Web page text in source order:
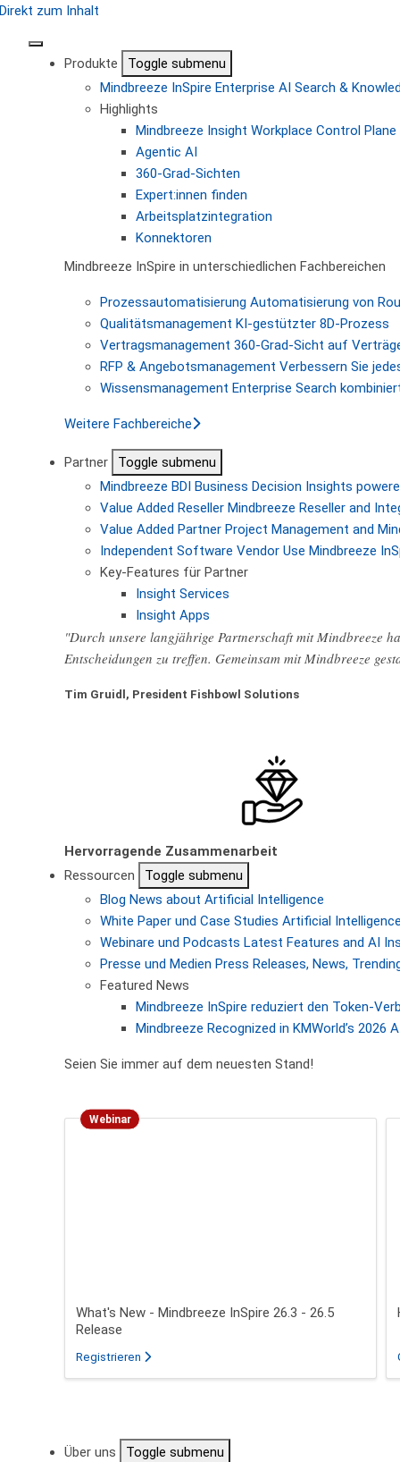
Direkt zum Inhalt
Produkte
Toggle submenu
Mindbreeze InSpire Enterprise AI Search &
Highlights
Mindbreeze Insight Workplace Control
Agentic AI
360-Grad-Sichten
Expert:innen finden
Arbeitsplatzintegration
Konnektoren
Mindbreeze InSpire in unterschiedlichen Fachbereichen
Prozessautomatisierung Automatisierung von
Qualitätsmanagement KI-gestützter 8D-Prozess
Vertragsmanagement 360-Grad-Sicht auf
RFP & Angebotsmanagement Verbessern Sie
Wissensmanagement Enterprise Search
Weitere Fachbereiche
Partner
Toggle submenu
Mindbreeze BDI Business Decision Insights
Value Added Reseller Mindbreeze Reseller and
Value Added Partner Project Management and
Independent Software Vendor Use Mindbreeze
Key-Features für Partner
Insight Services
Insight Apps
"Durch unsere langjährige Partnerschaft mit Mindbreeze
Entscheidungen zu treffen. Gemeinsam mit Mindbreeze
Tim Gruidl, President Fishbowl Solutions
Hervorragende Zusammenarbeit
Ressourcen
Toggle submenu
Blog News about Artificial Intelligence
White Paper und Case Studies Artificial
Webinare und Podcasts Latest Features and AI
Presse und Medien Press Releases, News,
Featured News
Mindbreeze InSpire reduziert den Token-
Mindbreeze Recognized in KMWorld’s
Seien Sie immer auf dem neuesten Stand!
Webinar
What's New - Mindbreeze InSpire 26.3 - 26.5
Release
Registrieren für das Webinar über What's New - Mindbreeze
Über uns
Toggle submenu